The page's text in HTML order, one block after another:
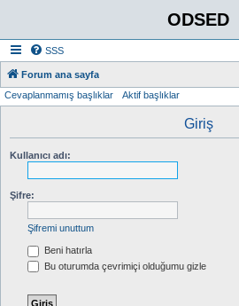
ODSED
SSS
Forum ana sayfa
Cevaplanmamış başlıklar Aktif başlıklar
Giriş
Kullanıcı adı:
Şifre:
Şifremi unuttum
Beni hatırla
Bu oturumda çevrimiçi olduğumu gizle